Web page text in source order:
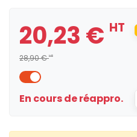
20,23 € HT
28,90 €HT
En cours de réappro.